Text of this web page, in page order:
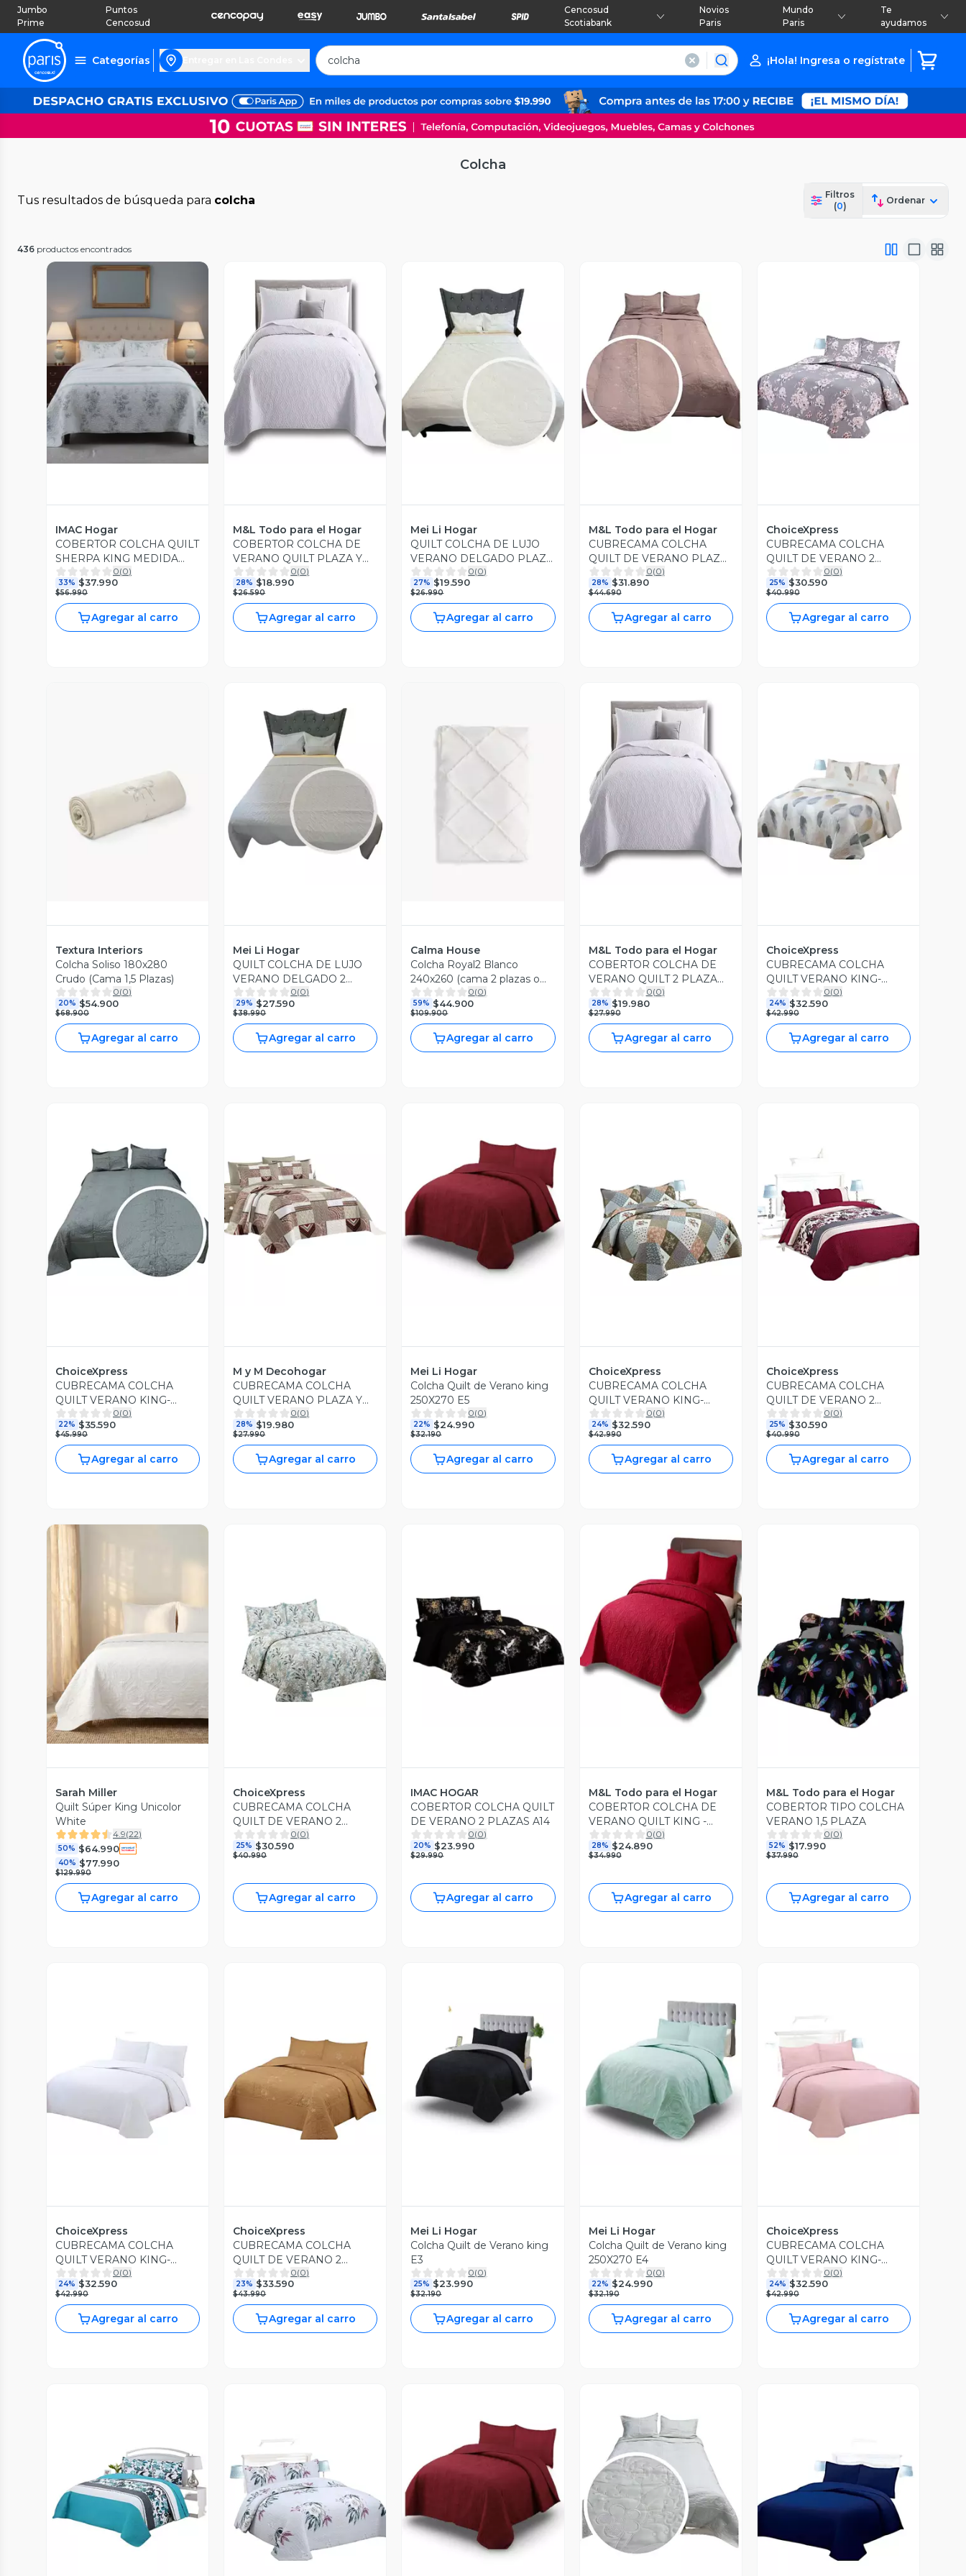
Jumbo
Prime
Puntos
Cencosud
Cencosud
Scotiabank
Novios
Paris
Mundo
Paris
Te
ayudamos
Categorías ¡Hola! Ingresa o regístrate
Colcha
Tus resultados de búsqueda para colcha
Filtros
(0)
Ordenar
436 productos encontrados
IMAC Hogar
COBERTOR COLCHA QUILT
SHERPA KING MEDIDA
250X270 CM C26
0(0)
33% $37.990
$56.990
Agregar al carro
Vista Previa
M&L Todo para el Hogar
COBERTOR COLCHA DE
VERANO QUILT PLAZA Y
MEDIA BLANCO
0(0)
28% $18.990
$26.590
Agregar al carro
Vista Previa
Mei Li Hogar
QUILT COLCHA DE LUJO
VERANO DELGADO PLAZA
Y MEDIA BLANCO
0(0)
27% $19.590
$26.990
Agregar al carro
Vista Previa
M&L Todo para el Hogar
CUBRECAMA COLCHA
QUILT DE VERANO PLAZA
Y MEDIA BORDADO A8
0(0)
28% $31.890
$44.690
Agregar al carro
Vista Previa
ChoiceXpress
CUBRECAMA COLCHA
QUILT DE VERANO 2
PLAZAS A37
0(0)
25% $30.590
$40.990
Agregar al carro
Vista Previa
Textura Interiors
Colcha Soliso 180x280
Crudo (Cama 1,5 Plazas)
0(0)
20% $54.900
$68.900
Agregar al carro
Vista Previa
Mei Li Hogar
QUILT COLCHA DE LUJO
VERANO DELGADO 2
PLAZAS GRIS
0(0)
29% $27.590
$38.990
Agregar al carro
Vista Previa
Calma House
Colcha Royal2 Blanco
240x260 (cama 2 plazas o
Queen)
0(0)
59% $44.900
$109.900
Agregar al carro
Vista Previa
M&L Todo para el Hogar
COBERTOR COLCHA DE
VERANO QUILT 2 PLAZA
BLANCO
0(0)
28% $19.980
$27.990
Agregar al carro
Vista Previa
ChoiceXpress
CUBRECAMA COLCHA
QUILT VERANO KING-
SUPER KING A19
0(0)
24% $32.590
$42.990
Agregar al carro
Vista Previa
ChoiceXpress
CUBRECAMA COLCHA
QUILT VERANO KING-
SUPER KING BORDADO
A11
0(0)
22% $35.590
$45.990
Agregar al carro
Vista Previa
M y M Decohogar
CUBRECAMA COLCHA
QUILT VERANO PLAZA Y
MEDIA A11 0(0)
28% $19.980
$27.990
Agregar al carro
Mei Li Hogar
Colcha Quilt de Verano king
250X270 E5
0(0)
22% $24.990
$32.190
Agregar al carro
Vista Previa
ChoiceXpress
CUBRECAMA COLCHA
QUILT VERANO KING-
SUPER KING A24
0(0)
24% $32.590
$42.990
Agregar al carro
Vista Previa
ChoiceXpress
CUBRECAMA COLCHA
QUILT DE VERANO 2
PLAZAS A60(0)
25% $30.590
$40.990
Agregar al carro
Vista Previa
Sarah Miller
Quilt Súper King Unicolor
White
4.9(22)
50% $64.990
40% $77.990
$129.990
Agregar al carro
Vista Previa
ChoiceXpress
CUBRECAMA COLCHA
QUILT DE VERANO 2
PLAZAS A21
0(0)
25% $30.590
$40.990
Agregar al carro
Vista Previa
IMAC HOGAR
COBERTOR COLCHA QUILT
DE VERANO 2 PLAZAS A14
0(0)
20% $23.990
$29.990
Agregar al carro
Vista Previa
M&L Todo para el Hogar
COBERTOR COLCHA DE
VERANO QUILT KING -
SUPER KING 250 CM X 270
CM BURDEO
0(0)
28% $24.890
$34.990
Agregar al carro
Vista Previa
M&L Todo para el Hogar
COBERTOR TIPO COLCHA
VERANO 1,5 PLAZA
0(0)
52% $17.990
$37.990
Agregar al carro
Vista Previa
ChoiceXpress
CUBRECAMA COLCHA
QUILT VERANO KING-
SUPER KING A13
0(0)
24% $32.590
$42.990
Agregar al carro
Vista Previa
ChoiceXpress
CUBRECAMA COLCHA
QUILT DE VERANO 2
PLAZAS BORDADO A7
0(0)
23% $33.590
$43.990
Agregar al carro
Vista Previa
Mei Li Hogar
Colcha Quilt de Verano king
E3
0(0)
25% $23.990
$32.190
Agregar al carro
Vista Previa
Mei Li Hogar
Colcha Quilt de Verano king
250X270 E4
0(0)
22% $24.990
$32.190
Agregar al carro
Vista Previa
ChoiceXpress
CUBRECAMA COLCHA
QUILT VERANO KING-
SUPER KING A28
0(0)
24% $32.590
$42.990
Agregar al carro
Vista Previa Vista Previa Vista Previa Vista Previa